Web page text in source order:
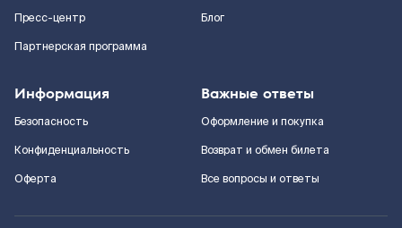
Пресс-центр
Партнерская программа
Блог
Информация
Безопасность
Конфиденциальность
Оферта
Важные ответы
Оформление и покупка
Возврат и обмен билета
Все вопросы и ответы